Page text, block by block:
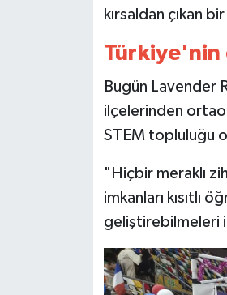
kırsaldan çıkan
Türkiye'nin
Bugün Lavender
ilçelerinden
STEM topluluğu
"Hiçbir meraklı
imkanları kısıtlı
geliştirebilmeleri